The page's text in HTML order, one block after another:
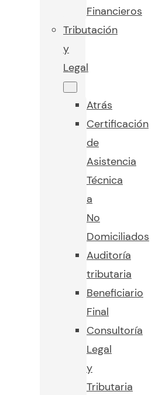
Financieros
Tributación
y
Legal
Atrás
Certificación
de
Asistencia
Técnica
a
No
Domiciliados
Auditoría
tributaria
Beneficiario
Final
Consultoría
Legal
y
Tributaria